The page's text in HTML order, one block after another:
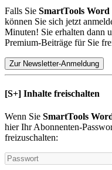
Falls Sie SmartTools Word
können Sie sich jetzt
Minuten! Sie erhalten dann
Premium-Beiträge für Sie
Zur Newsletter-Anmeldung
[S+] Inhalte freischalten
Wenn Sie SmartTools
hier Ihr Abonnenten-
freizuschalten: